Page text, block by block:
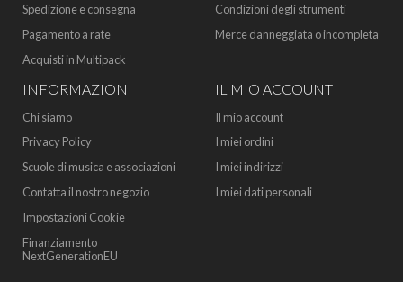
Spedizione e consegna
Pagamento a rate
Acquisti in Multipack
Condizioni degli strumenti
Merce danneggiata o incompleta
INFORMAZIONI
Chi siamo
Privacy Policy
Scuole di musica e associazioni
Contatta il nostro negozio
Impostazioni Cookie
Finanziamento
NextGenerationEU
IL MIO ACCOUNT
Il mio account
I miei ordini
I miei indirizzi
I miei dati personali